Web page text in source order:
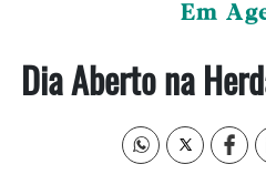
Em
Dia Aberto na